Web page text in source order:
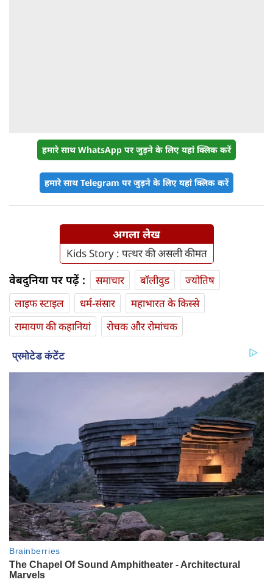
हमारे साथ WhatsApp पर जुड़ने के लिए यहां क्लिक करें
हमारे साथ Telegram पर जुड़ने के लिए यहां क्लिक करें
अगला लेख
Kids Story : पत्थर की असली कीमत
वेबदुनिया पर पढ़ें : समाचार बॉलीवुड
ज्योतिष
लाइफ स्‍टाइल
धर्म-संसार
महाभारत के किस्से
रामायण की कहानियां
रोचक और रोमांचक